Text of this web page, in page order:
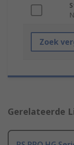
Zoek
Gerelateerde